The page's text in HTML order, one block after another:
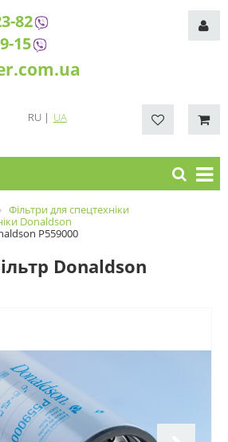
82
15
RU | UA
Фільтри для спецтехніки
Donaldson
P559000
Donaldson